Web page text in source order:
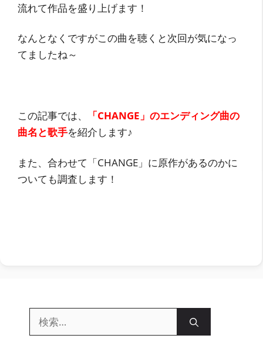
流れて作品を盛り上げます！
なんとなくですがこの曲を聴くと次回が気になっ
てましたね～
この記事では、
「CHANGE」のエンディング曲の
曲名と歌手を紹介します♪
また、合わせて「CHANGE」に原作があるのかに
ついても調査します！
索: